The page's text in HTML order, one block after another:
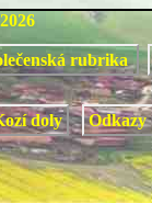
rubrika
doly Odkazy